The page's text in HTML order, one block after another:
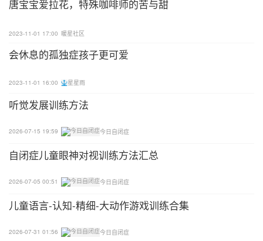
到新的点，也防止产生刻板。
1.把遮住孩子换成遮住家长。躲在毯子下面，让孩子
把毯子从你头上拿下来，问“爸爸/妈妈在哪儿?”如果
办法是，让别人帮你的孩子把毯子从你头上拿下来，
让他知道他可以做到游戏的这一部分。
2.让新来的人扮演这两个角色中的一个，当孩子躲起
来的时候，让新来的人躲起来或者叫他。
3.设置另一个障碍。当你的孩子在附近玩耍，躲在枕
唐宝宝爱拉花，特殊咖啡师的苦与甜
2023-11-01 17:00 暖星社区
会休息的孤独症孩子更可爱
2023-11-01 16:00 星星雨
听觉发展训练方法
2026-07-15 19:59 今日自闭症
自闭症儿童眼神对视训练方法汇总
2026-07-05 00:51 今日自闭症
儿童语言-认知-精细-大动作游戏训练合集
2026-07-31 01:56 今日自闭症